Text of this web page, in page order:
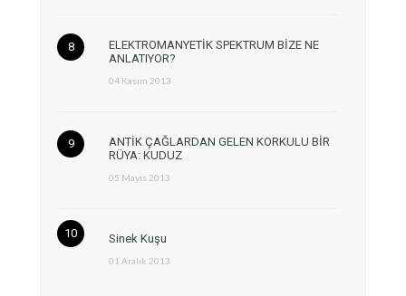
ELEKTROMANYETİK SPEKTRUM BİZE NE
ANLATIYOR?
04 Kasım 2013
ANTİK ÇAĞLARDAN GELEN KORKULU BİR
RÜYA: KUDUZ
05 Mayıs 2013
Sinek Kuşu
01 Aralık 2013